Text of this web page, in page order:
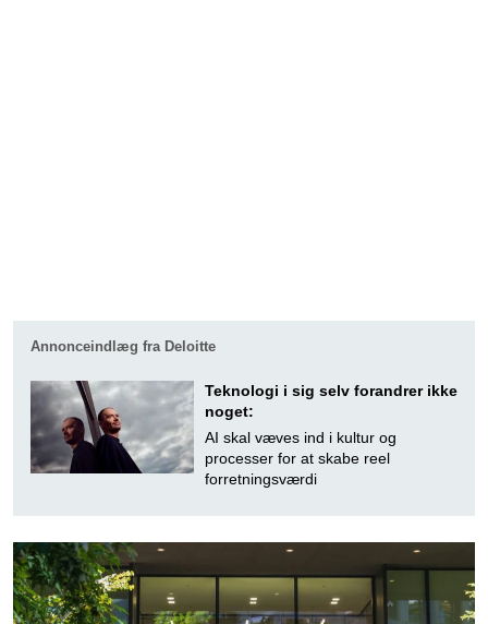
Annonceindlæg fra Deloitte
Teknologi i sig selv forandrer ikke
noget:
AI skal væves ind i kultur og
processer for at skabe reel
forretningsværdi